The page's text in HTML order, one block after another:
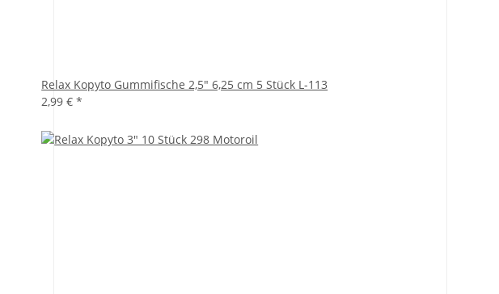
Relax Kopyto Gummifische 2,5" 6,25 cm 5 Stück L-113
2,99 €*